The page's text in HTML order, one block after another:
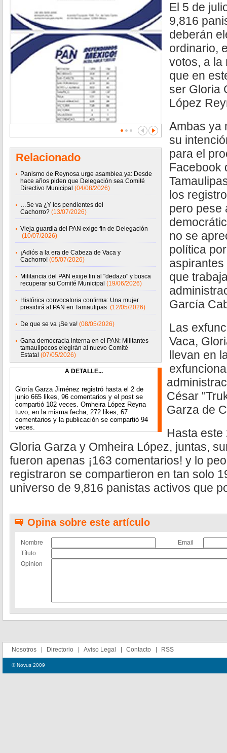
Relacionado
Panismo de Reynosa urge asamblea ya: Desde
hace años piden que Delegación sea Comité
Directivo Municipal (04/08/2026)
…Se va ¿Y los pendientes del
Cachorro? (13/07/2026)
Vieja guardia del PAN exige fin de Delegación
(10/07/2026)
¡Adiós a la era de Cabeza de Vaca y
Cachorro! (05/07/2026)
Militancia del PAN exige fin al "dedazo" y busca
recuperar su Comité Municipal (19/06/2026)
Histórica convocatoria confirma: Una mujer
presidirá al PAN en Tamaulipas (12/05/2026)
De que se va ¡Se va! (08/05/2026)
Gana democracia interna en el PAN: Militantes
tamaulipecos elegirán al nuevo Comité
Estatal (07/05/2026)
A DETALLE...
Gloría Garza Jiménez registró hasta el 2 de
junio 665 likes, 96 comentarios y el post se
compartió 102 veces. Omheira López Reyna
tuvo, en la misma fecha, 272 likes, 67
comentarios y la publicación se compartió 94
veces.
El 5 de
9,816
deberán
ordinario,
votos, a la
que en
ser Gloria
López
Ambas ya
su
para el
Facebook
los
pero pese
no se
política
que
García
Las
Vaca,
llevan en
César
Garza de
Hasta este
Gloria Garza y Omheira López, juntas,
fueron apenas ¡163 comentarios! y lo
registraron se compartieron en tan solo
universo de 9,816 panistas activos que
Opina sobre este artículo
Nombre
Email
Título
Opinion
Nosotros Directorio Aviso Legal Contacto RSS
© Novus 2009